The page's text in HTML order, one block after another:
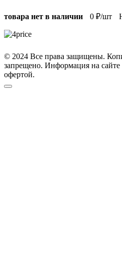
товара нет в наличии 0 ₽/шт
© 2024 Все права защищены.
запрещено. Информация на сайте
офертой.